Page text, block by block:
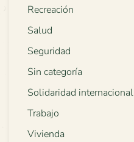
Recreación
Salud
Seguridad
Sin categoría
Solidaridad internacional
Trabajo
Vivienda